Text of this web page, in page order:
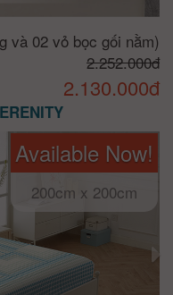
và 02 vỏ bọc gối nằm)
2.252.000đ
2.130.000đ
Available Now!
200cm x 200cm